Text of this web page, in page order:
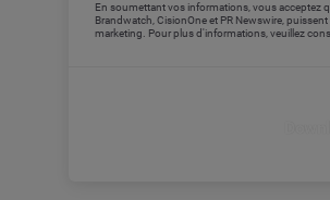
En soumettant vos informations, vous acceptez
Brandwatch, CisionOne et PR Newswire,
marketing. Pour plus d'informations, veuillez